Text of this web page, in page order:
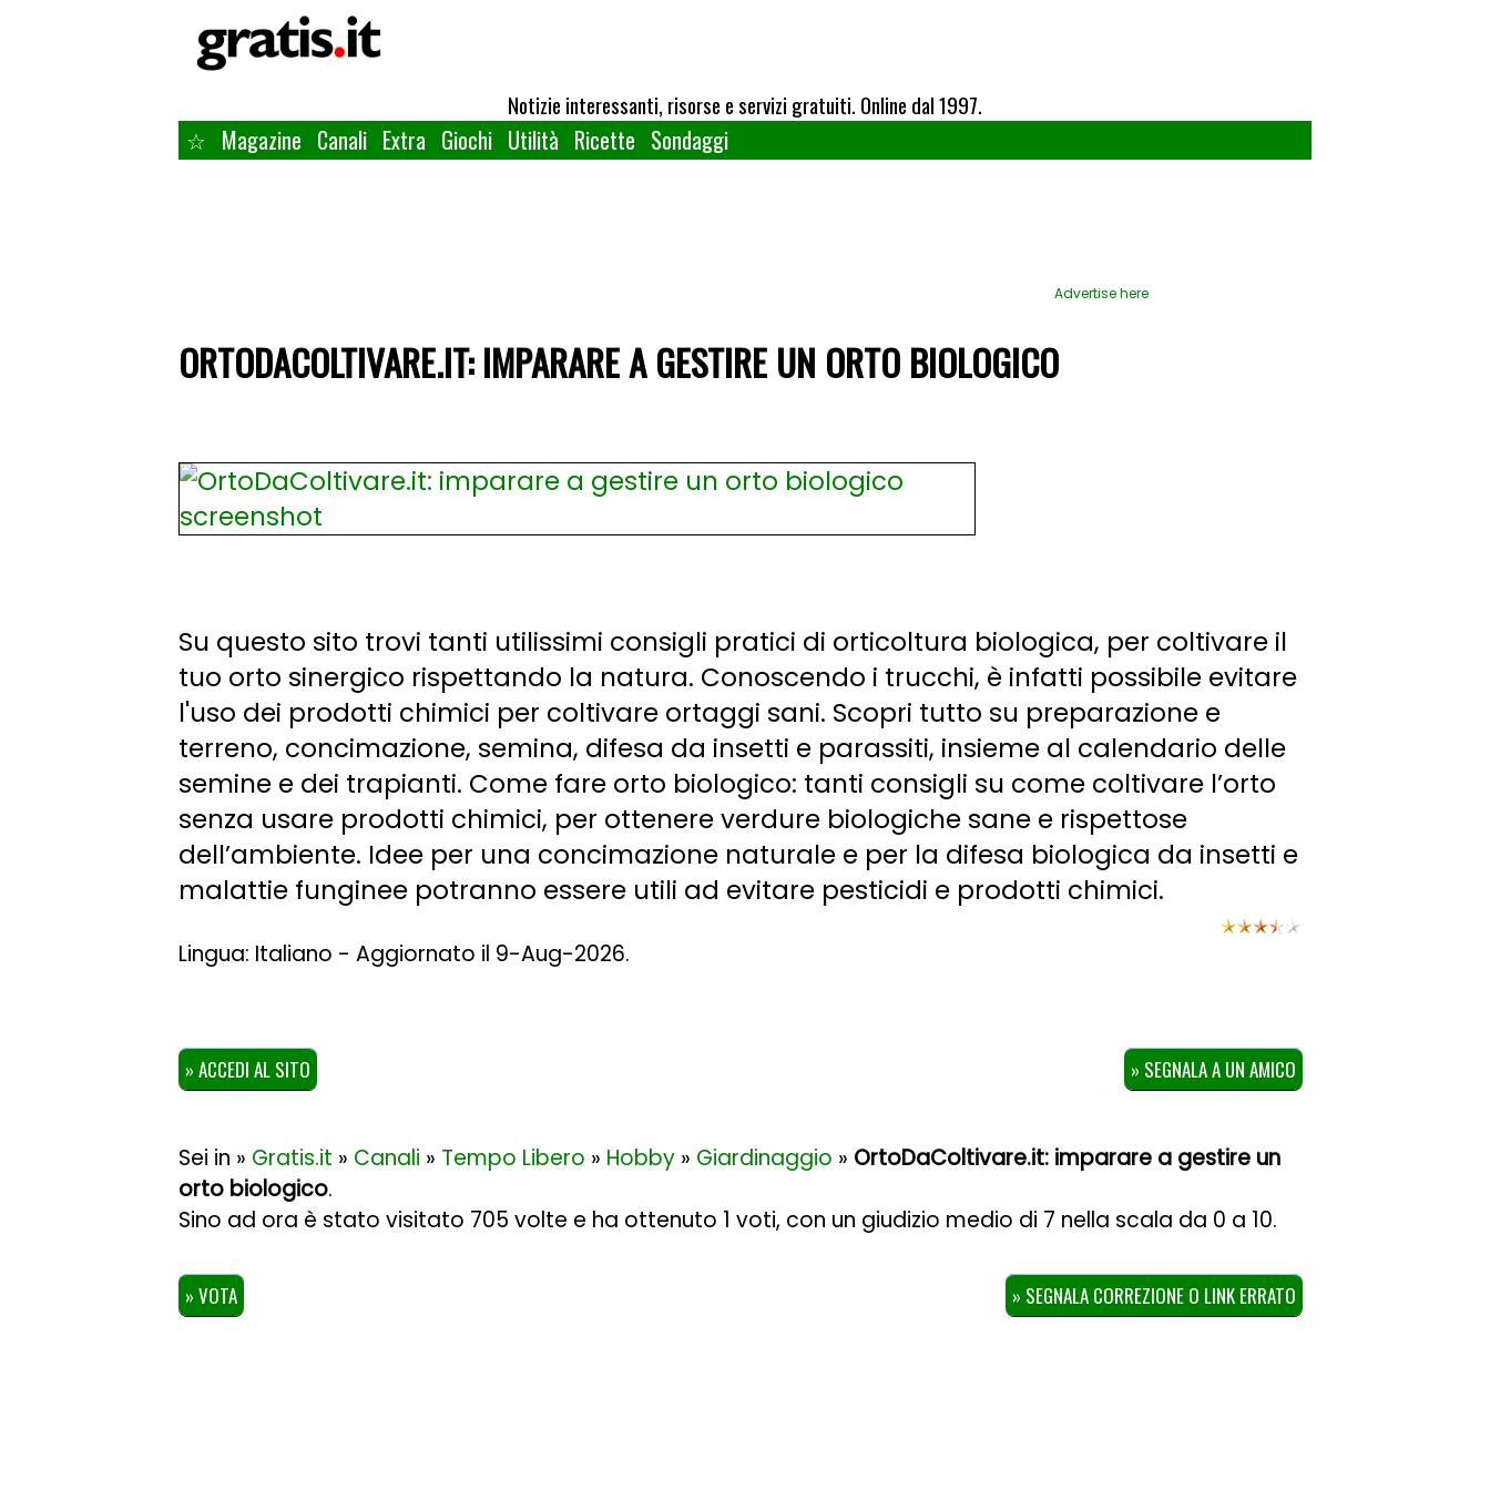
Notizie interessanti, risorse e servizi gratuiti. Online dal 1997.
☆ Magazine Canali Extra Giochi Utilità Ricette Sondaggi
Advertise here
ORTODACOLTIVARE.IT: IMPARARE A GESTIRE UN ORTO BIOLOGICO
Su questo sito trovi tanti utilissimi consigli pratici di orticoltura biologica, per coltivare il
tuo orto sinergico rispettando la natura. Conoscendo i trucchi, è infatti possibile evitare
l'uso dei prodotti chimici per coltivare ortaggi sani. Scopri tutto su preparazione e
terreno, concimazione, semina, difesa da insetti e parassiti, insieme al calendario delle
semine e dei trapianti. Come fare orto biologico: tanti consigli su come coltivare l’orto
senza usare prodotti chimici, per ottenere verdure biologiche sane e rispettose
dell’ambiente. Idee per una concimazione naturale e per la difesa biologica da insetti e
malattie funginee potranno essere utili ad evitare pesticidi e prodotti chimici.
Lingua: Italiano - Aggiornato il 9-Aug-2026.
» ACCEDI AL SITO » SEGNALA A UN AMICO
Sei in » Gratis.it » Canali » Tempo Libero » Hobby » Giardinaggio » OrtoDaColtivare.it: imparare a gestire un
orto biologico.
Sino ad ora è stato visitato 705 volte e ha ottenuto 1 voti, con un giudizio medio di 7 nella scala da 0 a 10.
» VOTA » SEGNALA CORREZIONE O LINK ERRATO